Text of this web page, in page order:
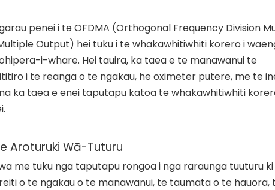
penei i te OFDMA (Orthogonal Frequency Division
Output) hei tuku i te whakawhitiwhiti korero i
i-whare. Hei tauira, ka taea e te manawanui te
i te reanga o te ngakau, he oximeter putere, me te
ka taea e enei taputapu katoa te whakawhitiwhiti
Aroturuki Wā-Tuturu
me tuku nga taputapu rongoa i nga raraunga tuuturu
o te ngakau o te manawanui, te taumata o te hauora,